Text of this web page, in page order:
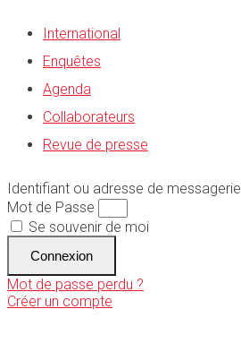
International
Enquêtes
Agenda
Collaborateurs
Revue de presse
Identifiant ou adresse de messagerie
Mot de Passe
Se souvenir de moi
Connexion
Mot de passe perdu ?
Créer un compte